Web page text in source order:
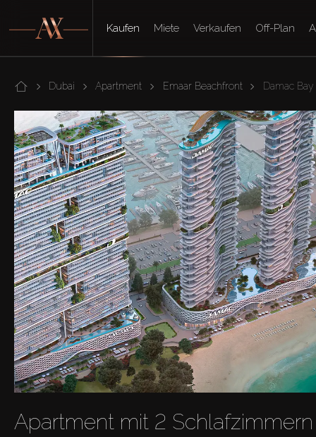
Kaufen Miete Verkaufen Off-Plan
Dubai Apartment Emaar Beachfront Damac Bay II
Apartment mit 2